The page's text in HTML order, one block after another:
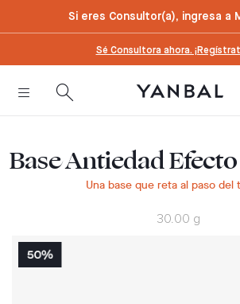
Si eres Consultor(a), ingresa a
Sé Consultora ahora.
Base Antiedad
Una base que reta al paso del
30.00 g